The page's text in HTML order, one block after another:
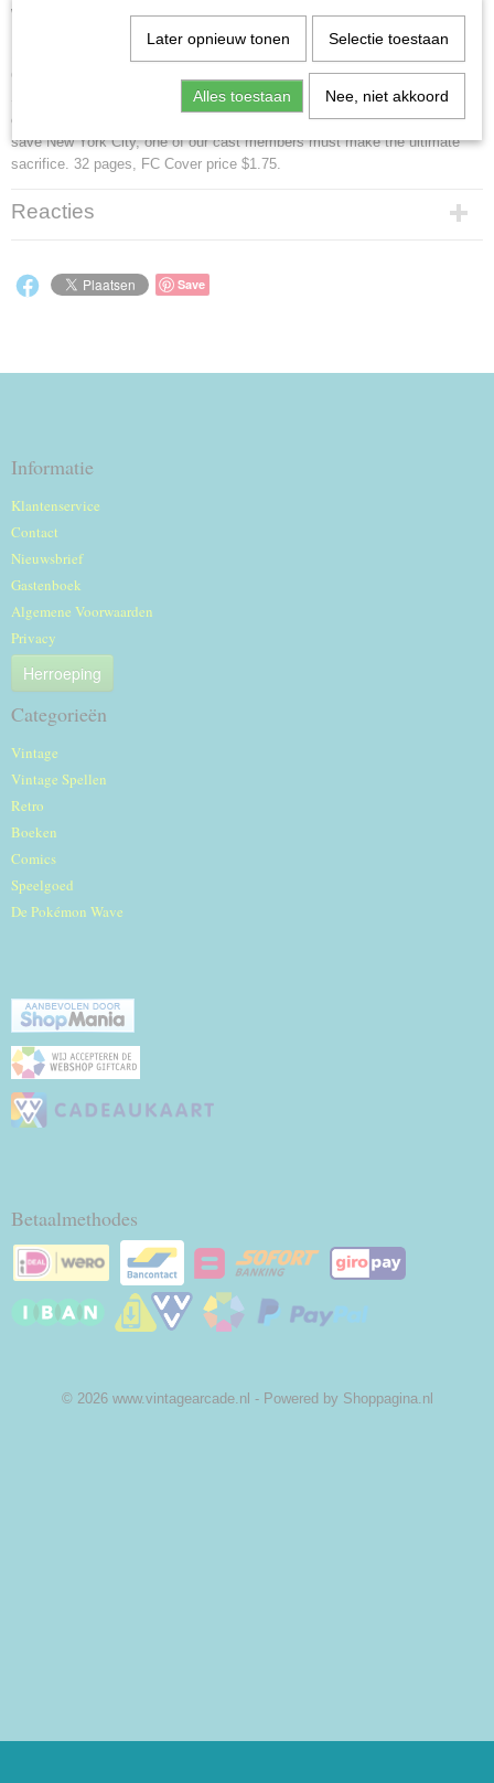
Wolverine comic books issue 42
Cable, Jubilee, Forge and Nick Fury. Written by Larry Hama. Art by Marc
Silvestri and Dan Green. As the battle escalates, the Morlock Tunnels
continue to flood which threatens an unsuspecting city above. In order to
save New York City, one of our cast members must make the ultimate
sacrifice. 32 pages, FC Cover price $1.75.
Reacties
Save
Informatie
Klantenservice
Contact
Nieuwsbrief
Gastenboek
Algemene Voorwaarden
Privacy
Herroeping
Categorieën
Vintage
Vintage Spellen
Retro
Boeken
Comics
Speelgoed
De Pokémon Wave
Betaalmethodes
© 2026 www.vintagearcade.nl - Powered by Shoppagina.nl
Later opnieuw tonen Selectie toestaan
Alles toestaan Nee, niet akkoord